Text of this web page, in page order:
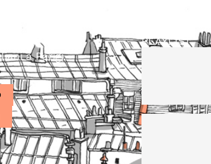
a Parigi.
PLAYLIST